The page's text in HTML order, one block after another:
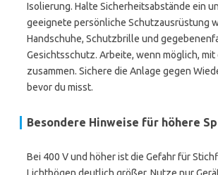
Isolierung. Halte Sicherheitsabstände ein
geeignete persönliche Schutzausrüstung
Handschuhe, Schutzbrille und
Gesichtsschutz. Arbeite, wenn möglich, mit
zusammen. Sichere die Anlage gegen
bevor du misst.
Besondere Hinweise für höhere
Bei 400 V und höher ist die Gefahr für